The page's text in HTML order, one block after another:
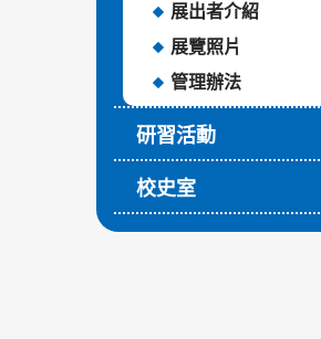
展出者介紹
展覽照片
管理辦法
研習活動
校史室